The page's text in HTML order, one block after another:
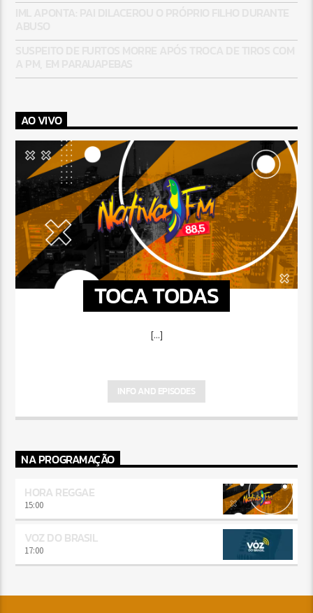
AO VIVO
TOCA TODAS
[...]
INFO AND EPISODES
NA PROGRAMAÇÃO
HORA REGGAE
15:00
VOZ DO BRASIL
17:00